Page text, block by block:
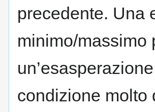
precedente. Una
minimo/massimo
condizione molto